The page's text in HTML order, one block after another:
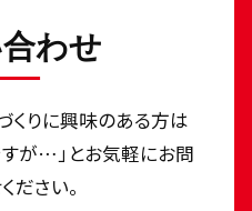
わせ
くりに興味のある⽅は
が…」とお気軽にお問
ださい。